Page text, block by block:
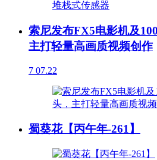
索尼发布FX5电影机及
主打轻量高画质视频创作
7 07.22
蜀葵花【丙午年-261】